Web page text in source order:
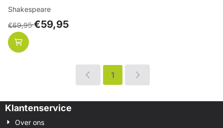
Merk:
Shakespeare
Van 69,95 voor 59,95
€69,95€59,95
1
Klantenservice
Over ons